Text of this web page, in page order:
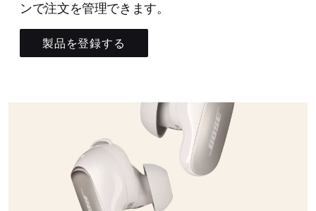
ンで注文を管理できます。
製品を登録する